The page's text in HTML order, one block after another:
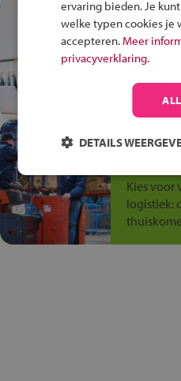
In de
plek!
Ontdek
op de
anders is!
Jouw
Kies voor
logistiek:
ervaring bieden. Je
welke typen cookies je
accepteren. Meer
privacyverklaring.
DETAILS